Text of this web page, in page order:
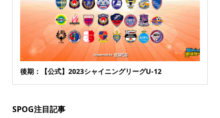
後期：【公式】2023シャイニングリーグU-12
SPOG注目記事